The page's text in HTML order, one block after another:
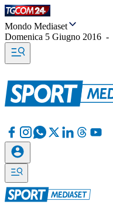
Mondo Mediaset
Domenica 5 Giugno 2016 -